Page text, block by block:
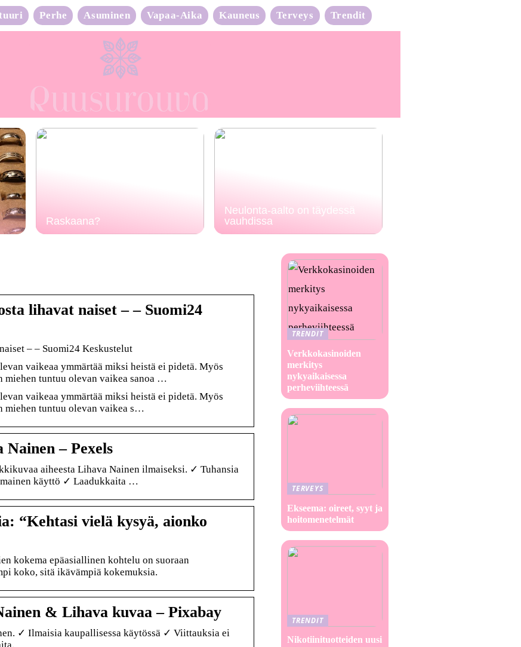
Perhe Asuminen Vapaa-Aika Kauneus Terveys Trendit
Raskaana?
Neulonta-aalto on täydessä
vauhdissa
lihavat naiset – – Suomi24
– – Suomi24 Keskustelut
vaikeaa ymmärtää miksi heistä ei pidetä. Myös
miehen tuntuu olevan vaikea sanoa …
vaikeaa ymmärtää miksi heistä ei pidetä. Myös
miehen tuntuu olevan vaikea s…
– Pexels
aiheesta Lihava Nainen ilmaiseksi. ✓ Tuhansia
käyttö ✓ Laadukkaita …
“Kehtasi vielä kysyä, aionko
kokema epäasiallinen kohtelu on suoraan
koko, sitä ikävämpiä kokemuksia.
& Lihava kuvaa – Pixabay
✓ Ilmaisia kaupallisessa käytössä ✓ Viittauksia ei
TRENDIT
Verkkokasinoiden
merkitys
nykyaikaisessa
perheviihteessä
TERVEYS
Ekseema: oireet, syyt ja
hoitomenetelmät
TRENDIT
Nikotiinituotteiden uusi